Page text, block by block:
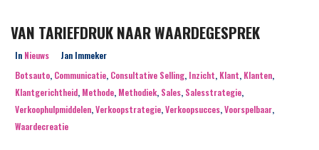
VAN TARIEFDRUK NAAR WAARDEGESPREK
In Nieuws
Jan Immeker
Botsauto, Communicatie, Consultative Selling, Inzicht, Klant, Klanten,
Klantgerichtheid, Methode, Methodiek, Sales, Salesstrategie,
Verkoophulpmiddelen,Verkoopstrategie,Verkoopsucces,Voorspelbaar,
Waardecreatie